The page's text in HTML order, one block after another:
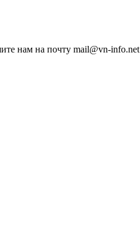
нам на почту mail@vn-info.net